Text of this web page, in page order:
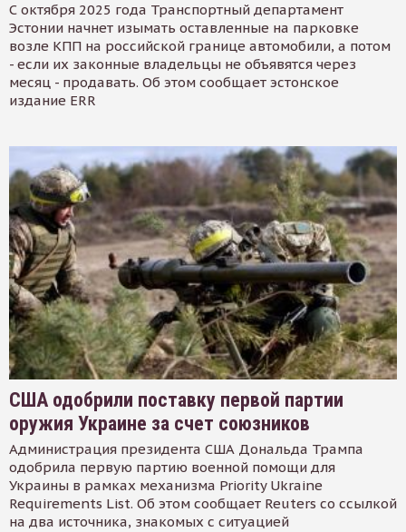
С октября 2025 года Транспортный департамент
Эстонии начнет изымать оставленные на парковке
возле КПП на российской границе автомобили, а потом
- если их законные владельцы не объявятся через
месяц - продавать. Об этом сообщает эстонское
издание ERR
США одобрили поставку первой партии
оружия Украине за счет союзников
Администрация президента США Дональда Трампа
одобрила первую партию военной помощи для
Украины в рамках механизма Priority Ukraine
Requirements List. Об этом сообщает Reuters со ссылкой
на два источника, знакомых с ситуацией